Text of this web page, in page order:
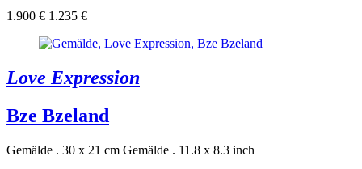
1.900 € 1.235 €
Love Expression
Bze Bzeland
Gemälde . 30 x 21 cm Gemälde . 11.8 x 8.3 inch